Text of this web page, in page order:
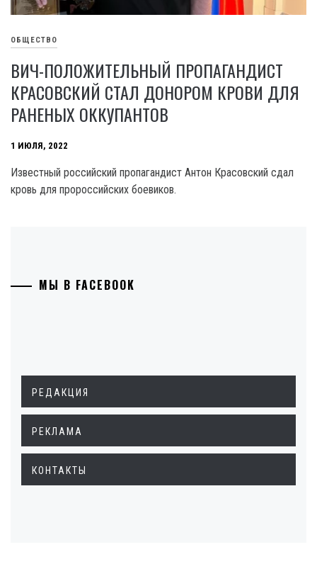
ОБЩЕСТВО
ВИЧ-ПОЛОЖИТЕЛЬНЫЙ ПРОПАГАНДИСТ
КРАСОВСКИЙ СТАЛ ДОНОРОМ КРОВИ ДЛЯ
РАНЕНЫХ ОККУПАНТОВ
1 ИЮЛЯ, 2022
Известный российский пропагандист Антон Красовский сдал
кровь для пророссийских боевиков.
МЫ В FACEBOOK
РЕДАКЦИЯ
РЕКЛАМА
КОНТАКТЫ